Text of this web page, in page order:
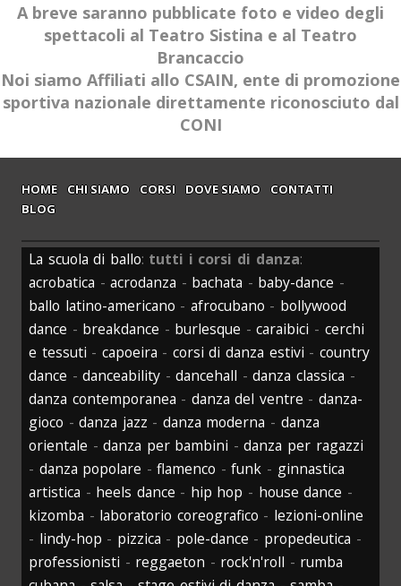
A breve saranno pubblicate foto e video degli
spettacoli al Teatro Sistina e al Teatro
Brancaccio
Noi siamo Affiliati allo CSAIN, ente di promozione
sportiva nazionale direttamente riconosciuto dal
CONI
HOME CHI SIAMO CORSI DOVE SIAMO
CONTATTI
BLOG
La scuola di ballo: tutti i corsi di danza:
acrobatica -acrodanza - bachata - baby-dance -
ballo latino-americano - afrocubano - bollywood
dance - breakdance - burlesque -caraibici - cerchi
e tessuti - capoeira - corsi di danza estivi - country
dance -danceability -dancehall -danza classica -
danza contemporanea - danza del ventre -danza-
gioco -danza jazz - danza moderna - danza
orientale -danza per bambini -danza per ragazzi
- danza popolare -flamenco -funk - ginnastica
artistica - heels dance - hip hop - house dance -
kizomba - laboratorio coreografico - lezioni-online
- lindy-hop - pizzica - pole-dance - propedeutica -
professionisti - reggaeton - rock'n'roll - rumba